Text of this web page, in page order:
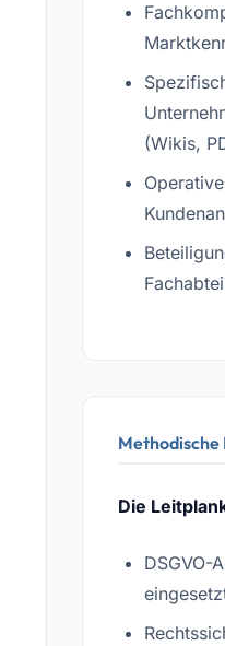
(Wikis,
Methodische
Die
DSGVO-